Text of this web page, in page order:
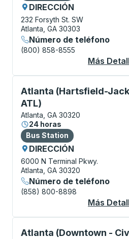
DIRECCIÓN
232 Forsyth St. SW
Atlanta, GA 30303
Número de teléfono
(800) 858-8555
Más
Atlanta (Hartsfield-
ATL)
Bus Station, utilice las
Atlanta, GA 30320
24 horas
Bus Station
Bus Station
DIRECCIÓN
6000 N Terminal Pkwy.
Atlanta, GA 30320
Número de teléfono
(858) 800-8898
Más
Atlanta (Downtown -
Curbside Stop, utilice las